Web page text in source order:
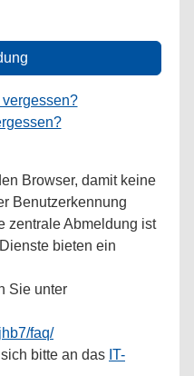
Browser, damit keine
Benutzerkennung
zentrale Abmeldung ist
bieten ein
Sie unter
faq/
bitte an das IT-